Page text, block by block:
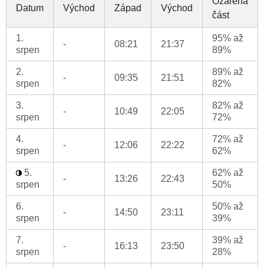
Datum Východ Západ Východ
část
1.
srpen
- 08:21 21:37
95% až
89%
2.
srpen
- 09:35 21:51
89% až
82%
3.
srpen
- 10:49 22:05
82% až
72%
4.
srpen
- 12:06 22:22
72% až
62%
5.
srpen
- 13:26 22:43
62% až
50%
6.
srpen
- 14:50 23:11
50% až
39%
7.
srpen
- 16:13 23:50
39% až
28%